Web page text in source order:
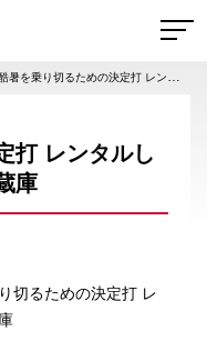
の決定打 レンタルします！アイススラリー冷蔵庫
打 レンタルし
庫
切るための決定打 レ